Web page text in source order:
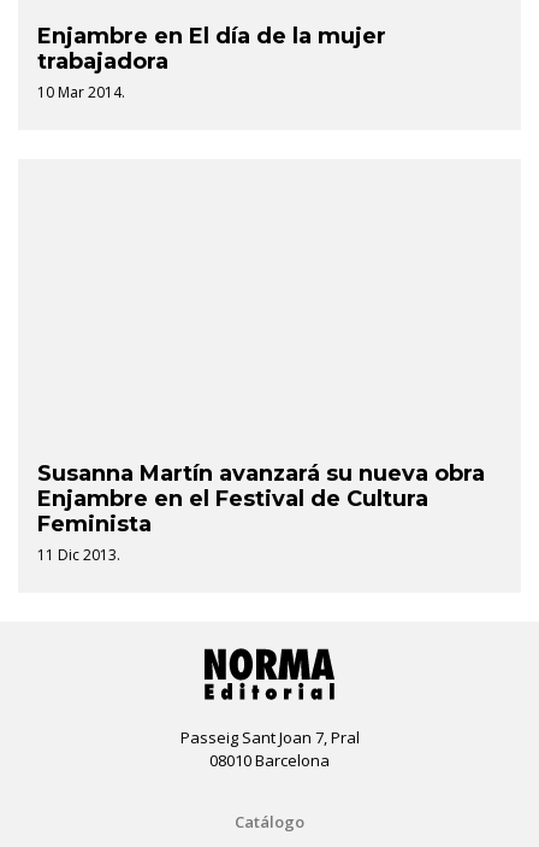
Enjambre en El día de la mujer
trabajadora
10 Mar 2014.
Susanna Martín avanzará su nueva obra
Enjambre en el Festival de Cultura
Feminista
11 Dic 2013.
Passeig Sant Joan 7, Pral
08010 Barcelona
Catálogo